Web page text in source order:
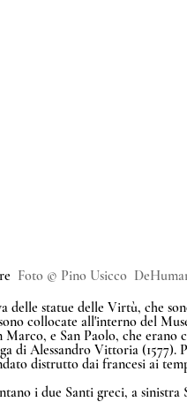
Foto © Pino Usicco
delle statue delle Virtù, che
collocate all'interno del
e San Paolo, che erano
di Alessandro Vittoria (1577).
distrutto dai francesi ai
i due Santi greci, a sinistra